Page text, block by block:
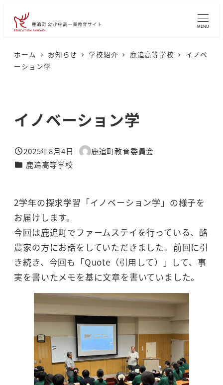
MENU
ホーム お知らせ 学校紹介 鹿追高等学校
イノベ
ーション学
イノベーション学
投稿日
2025年8月4日
著
鹿追町教育委員会
カテゴリー
鹿追高等学校
2学年の探求学習「イノベーション学」の様子を
お届けします。
今回は鹿追町でファームステイを行っている、酪
農家の方にお話をしていただきました。前回に引
き続き、今回も「Quote（引用して）」して、事
実を書いたメモを基に文章を書いていました。